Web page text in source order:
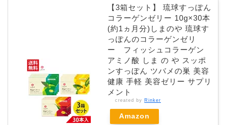
【3箱セット】 琉球すっぽん
コラーゲンゼリー 10g×30本
(約1ヵ月分)しまのや 琉球す
っぽんのコラーゲンゼリ
ー フィッシュコラーゲン
アミノ酸 しま の や スッポ
ンすっぽん ツバメの巣 美容
健康 手軽 美容ゼリー サプリ
メント
created by Rinker
Amazon